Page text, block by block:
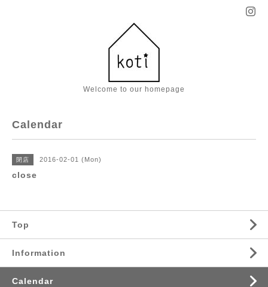
Welcome to our homepage
Calendar
閉店 2016-02-01 (Mon)
close
Top
Information
Calendar